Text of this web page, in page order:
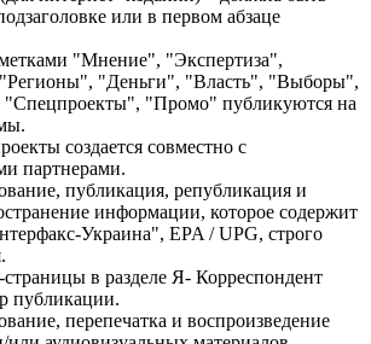
или в первом абзаце
"Мнение", "Экспертиза",
"Регионы", "Деньги", "Власть", "Выборы",
"Спецпроекты", "Промо" публикуются на
создается совместно с
партнерами.
публикация, републикация и
информации, которое содержит
Украина", EPA / UPG, строго
в разделе Я- Корреспондент
публикации.
перепечатка и воспроизведение